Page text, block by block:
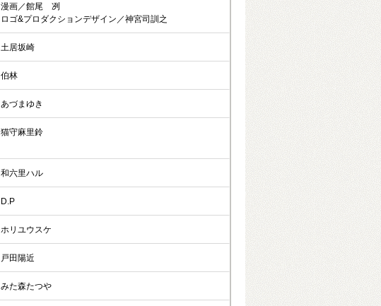
漫画／館尾 冽
ロゴ&プロダクションデザイン／神宮司訓之
土居坂崎
伯林
あづまゆき
猫守麻里鈴
和六里ハル
D.P
ホリユウスケ
戸田陽近
みた森たつや